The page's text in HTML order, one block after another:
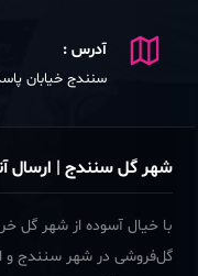
آدرس :
سنندج خیابان
شهر گل سنندج | ارسال
گل‌فروشی در شهر سنندج و